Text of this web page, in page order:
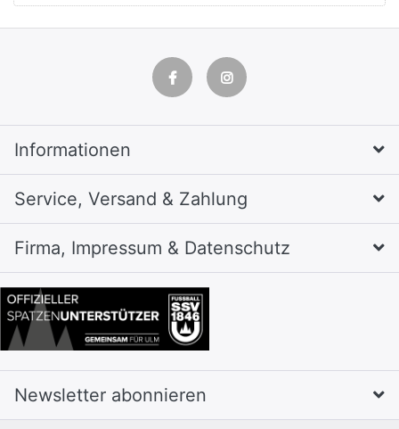
Informationen
Service, Versand & Zahlung
Firma, Impressum & Datenschutz
Newsletter abonnieren